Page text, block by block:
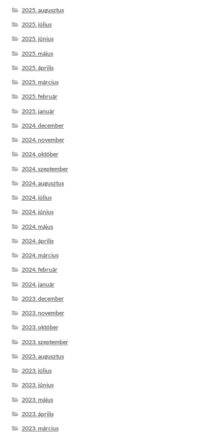
2025. augusztus
2025. július
2025. június
2025. május
2025. április
2025. március
2025. február
2025. január
2024. december
2024. november
2024. október
2024. szeptember
2024. augusztus
2024. július
2024. június
2024. május
2024. április
2024. március
2024. február
2024. január
2023. december
2023. november
2023. október
2023. szeptember
2023. augusztus
2023. július
2023. június
2023. május
2023. április
2023. március